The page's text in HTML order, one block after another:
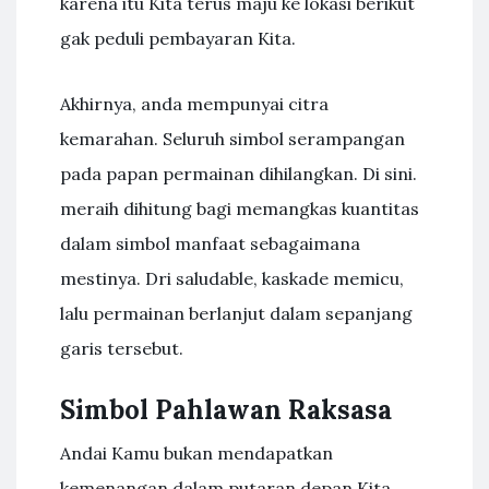
gak peduli pembayaran Kita.
Akhirnya, anda mempunyai citra
kemarahan. Seluruh simbol serampangan
pada papan permainan dihilangkan. Di sini.
meraih dihitung bagi memangkas kuantitas
dalam simbol manfaat sebagaimana
mestinya. Dri saludable, kaskade memicu,
lalu permainan berlanjut dalam sepanjang
garis tersebut.
Simbol Pahlawan Raksasa
Andai Kamu bukan mendapatkan